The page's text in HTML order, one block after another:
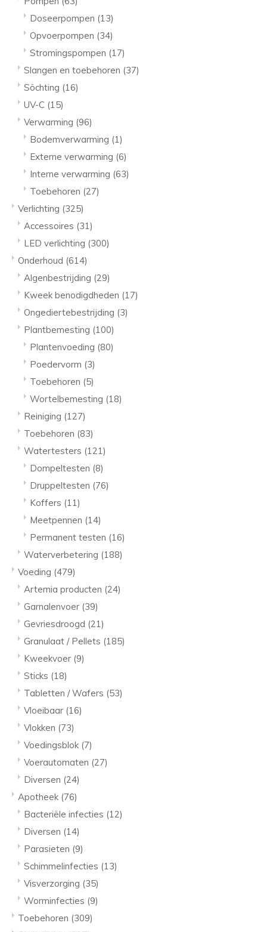
Doseerpompen (13)
Opvoerpompen (34)
Stromingspompen (17)
Slangen en toebehoren (37)
Söchting (16)
UV-C (15)
Verwarming (96)
Bodemverwarming (1)
Externe verwarming (6)
Interne verwarming (63)
Toebehoren (27)
Verlichting (325)
Accessoires (31)
LED verlichting (300)
Onderhoud (614)
Algenbestrijding (29)
Kweek benodigdheden (17)
Ongediertebestrijding (3)
Plantbemesting (100)
Plantenvoeding (80)
Poedervorm (3)
Toebehoren (5)
Wortelbemesting (18)
Reiniging (127)
Toebehoren (83)
Watertesters (121)
Dompeltesten (8)
Druppeltesten (76)
Koffers (11)
Meetpennen (14)
Permanent testen (16)
Waterverbetering (188)
Voeding (479)
Artemia producten (24)
Garnalenvoer (39)
Gevriesdroogd (21)
Granulaat / Pellets (185)
Kweekvoer (9)
Sticks (18)
Tabletten / Wafers (53)
Vloeibaar (16)
Vlokken (73)
Voedingsblok (7)
Voerautomaten (27)
Diversen (24)
Apotheek (76)
Bacteriële infecties (12)
Diversen (14)
Parasieten (9)
Schimmelinfecties (13)
Visverzorging (35)
Worminfecties (9)
Toebehoren (309)